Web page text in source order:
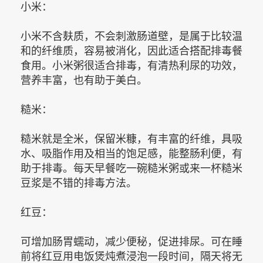
小米：
小米不含麸质，不会刺激肠道壁，是属于比较温
和的纤维质，容易被消化，因此适合搭配排毒餐
食用。小米粥很适合排毒，有清热利尿的功效，
营养丰富，也有助于美白。
糙米：
糙米就是全米，保留米糠，有丰富的纤维，具吸
水、吸脂作用及相当的饱足感，能整肠利便，有
助于排毒。每天早餐吃一碗糙米粥或来一杯糙米
豆浆是不错的排毒方法。
红豆：
可增加肠胃蠕动，减少便秘，促进排尿。可在睡
前将红豆用电饭煲炖煮浸泡一段时间，隔天将无